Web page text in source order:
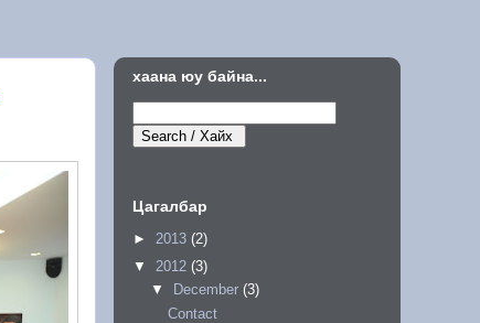
хаана юу байна...
Цагалбар
► 2013 (2)
▼ 2012 (3)
▼
December (3)
Contact